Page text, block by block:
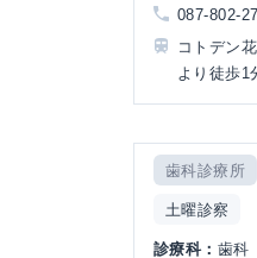
087-802-
コトデン
より徒歩1
歯科診療所
土曜診察
診療科： 歯科